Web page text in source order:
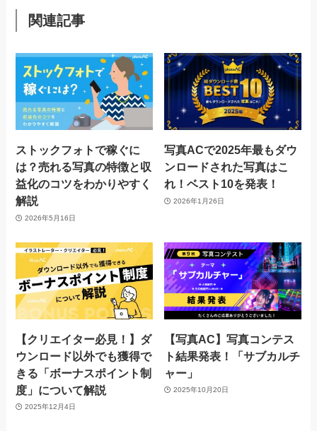
関連記事
ストックフォトで稼ぐに
は？売れる写真の特徴と収
益化のコツをわかりやすく
解説
2026年5月16日
写真ACで2025年最もダウ
ンロードされた写真はこ
れ！ベスト10を発表！
2026年1月26日
【クリエイター必見！】ダ
ウンロード以外でも獲得で
きる「ボーナスポイント制
度」について解説
2025年12月4日
【写真AC】写真コンテス
ト結果発表！「サブカルチ
ャー」
2025年10月20日